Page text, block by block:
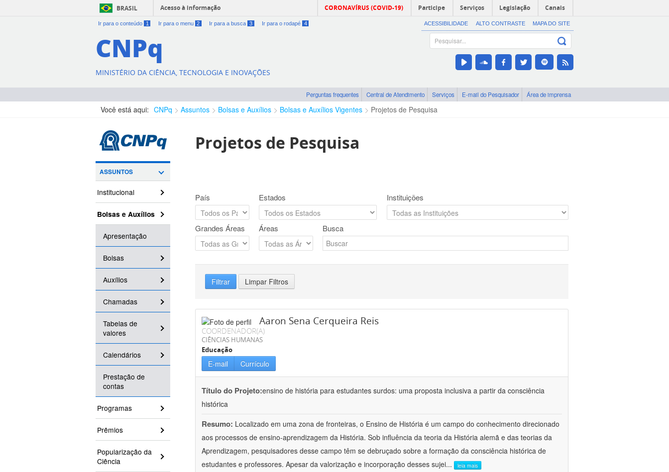
BRASIL Acesso à informação CORONAVÍRUS (COVID-19) Participe Serviços Legislação Canais
Ir para o conteúdo 1 Ir para o menu 2 Ir para a busca 3 Ir para o rodapé 4 ACESSIBILIDADE ALTO CONTRASTE MAPA DO SITE
CNPq
MINISTÉRIO DA CIÊNCIA, TECNOLOGIA E INOVAÇÕES
Perguntas frequentes Central de Atendimento Serviços E-mail do Pesquisador Área de imprensa
Você está aqui: CNPq Assuntos Bolsas e Auxílios Bolsas e Auxílios Vigentes Projetos de Pesquisa
ASSUNTOS
Institucional
Bolsas e Auxílios
Apresentação
Bolsas
Auxílios
Chamadas
Tabelas de
valores
Calendários
Prestação de
contas
Programas
Prêmios
Popularização da
Ciência
Projetos de Pesquisa
País Estados Instituições
Grandes Áreas Áreas Busca
Filtrar Limpar Filtros
Aaron Sena Cerqueira Reis
COORDENADOR(A)
CIÊNCIAS HUMANAS
Educação
E-mail Currículo
Título do Projeto:ensino de história para estudantes surdos: uma proposta inclusiva a partir da consciência
histórica
Resumo: Localizado em uma zona de fronteiras, o Ensino de História é um campo do conhecimento direcionado
aos processos de ensino-aprendizagem da História. Sob influência da teoria da História alemã e das teorias da
Aprendizagem, pesquisadores desse campo têm se debruçado sobre a formação da consciência histórica de
estudantes e professores. Apesar da valorização e incorporação desses sujei... leia mais